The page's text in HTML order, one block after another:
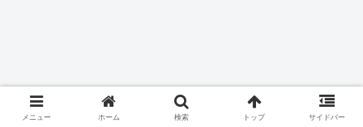
メニュー ホーム 検索 トップ サイドバー